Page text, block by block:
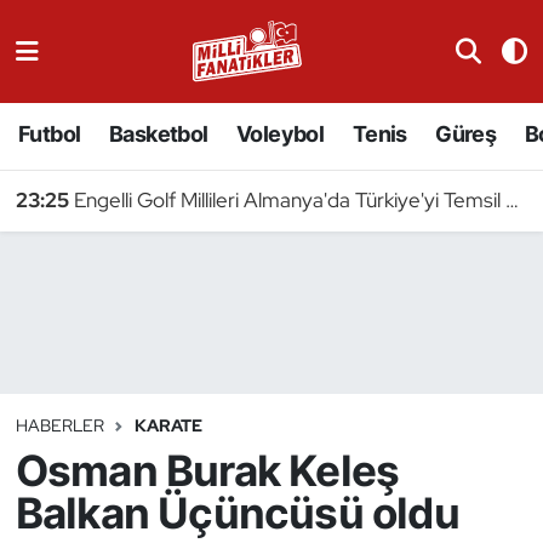
Futbol Basketbol Voleybol Tenis Güreş
23:25 Engelli Golf Millileri Almanya'da Türkiye'yi Temsil Edecek
HABERLER KARATE
Osman Burak Keleş
Balkan Üçüncüsü oldu
Badminton
Binicilik
Bisiklet